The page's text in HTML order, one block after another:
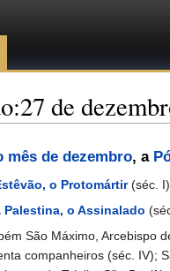
de
mês de dezembro, a
o Protomártir(séc.
Palestina, o Assinalado
São Máximo, Arcebispo
companheiros (séc. IV);